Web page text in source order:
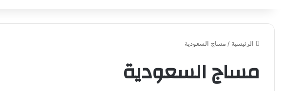
الرئيسية / مساج السعودية
مساج السعودية